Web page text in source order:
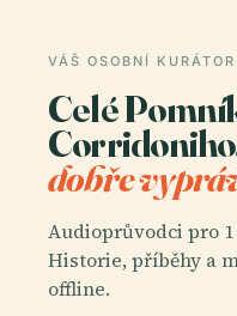
VÁŠ OSOBNÍ KURÁTOR
Celé
dobře
Audioprůvodci pro 1
Historie, příběhy a
offline.